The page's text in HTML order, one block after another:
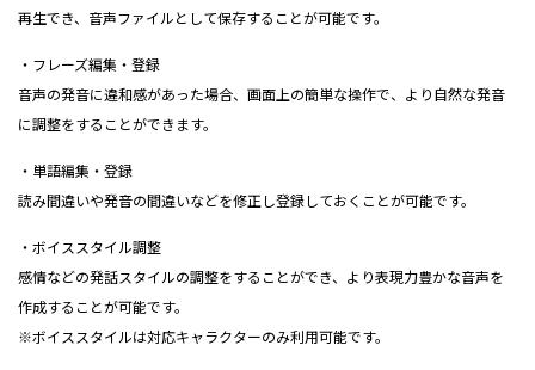
再生でき、音声ファイルとして保存することが可能です。
・フレーズ編集・登録
音声の発音に違和感があった場合、画面上の簡単な操作で、より自然な発音
に調整をすることができます。
・単語編集・登録
読み間違いや発音の間違いなどを修正し登録しておくことが可能です。
・ボイススタイル調整
感情などの発話スタイルの調整をすることができ、より表現力豊かな音声を
作成することが可能です。
※ボイススタイルは対応キャラクターのみ利用可能です。